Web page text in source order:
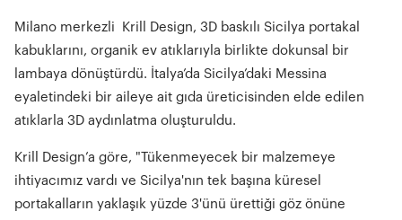
Milano merkezli Krill Design, 3D baskılı Sicilya portakal
kabuklarını, organik ev atıklarıyla birlikte dokunsal bir
lambaya dönüştürdü. İtalya’da Sicilya’daki Messina
eyaletindeki bir aileye ait gıda üreticisinden elde edilen
atıklarla 3D aydınlatma oluşturuldu.
Krill Design’a göre, "Tükenmeyecek bir malzemeye
ihtiyacımız vardı ve Sicilya'nın tek başına küresel
portakalların yaklaşık yüzde 3'ünü ürettiği göz önüne